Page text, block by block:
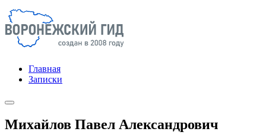
Главная
Записки
Михайлов Павел Александрович